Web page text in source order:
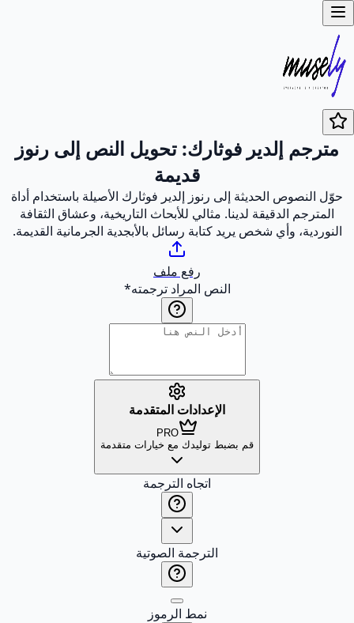
مترجم إلدير فوثارك: تحويل النص إلى رنوز
قديمة
حوّل النصوص الحديثة إلى رنوز إلدير فوثارك الأصيلة باستخدام أداة
المترجم الدقيقة لدينا. مثالي للأبحاث التاريخية، وعشاق الثقافة
النوردية، وأي شخص يريد كتابة رسائل بالأبجدية الجرمانية القديمة.
رفع ملف
النص المراد ترجمته*
الإعدادات المتقدمة
PRO
قم بضبط توليدك مع خيارات متقدمة
اتجاه الترجمة
الترجمة الصوتية
نمط الرموز